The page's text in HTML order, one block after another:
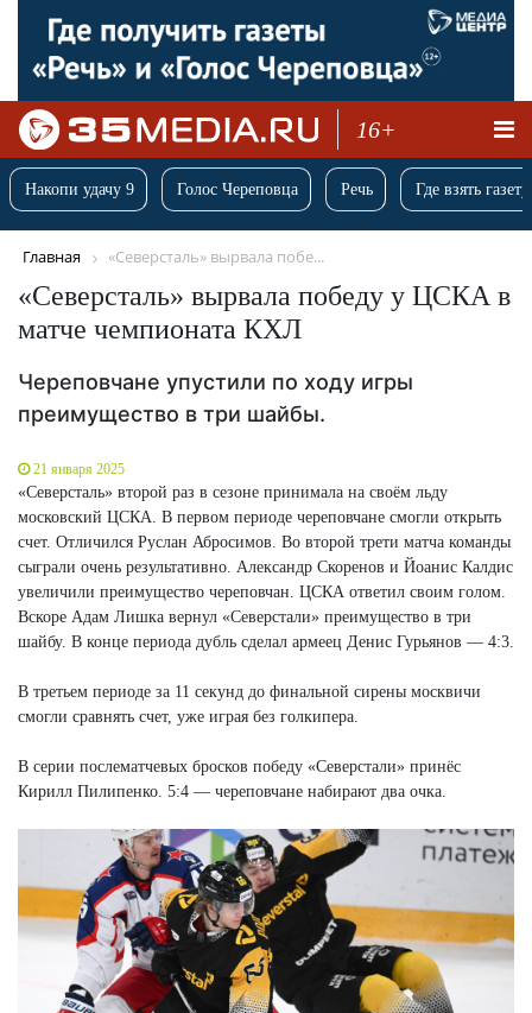
16+
Накопи удачу 9 Голос Череповца Речь Где взять
Главная «Северсталь» вырвала побе...
«Северсталь» вырвала победу у ЦСКА в
матче чемпионата КХЛ
Череповчане упустили по ходу игры
преимущество в три шайбы.
21 января 2025
«Северсталь» второй раз в сезоне принимала на своём льду
московский ЦСКА. В первом периоде череповчане смогли открыть
счет. Отличился Руслан Абросимов. Во второй трети матча команды
сыграли очень результативно. Александр Скоренов и Йоанис Калдис
увеличили преимущество череповчан. ЦСКА ответил своим голом.
Вскоре Адам Лишка вернул «Северстали» преимущество в три
шайбу. В конце периода дубль сделал армеец Денис Гурьянов — 4:3.
В третьем периоде за 11 секунд до финальной сирены москвичи
смогли сравнять счет, уже играя без голкипера.
В серии послематчевых бросков победу «Северстали» принёс
Кирилл Пилипенко. 5:4 — череповчане набирают два очка.